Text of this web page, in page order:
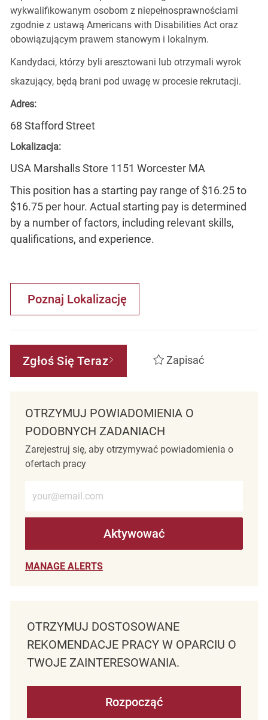
wykwalifikowanym osobom z niepełnosprawnościami
zgodnie z ustawą Americans with Disabilities Act oraz
obowiązującym prawem stanowym i lokalnym.
Kandydaci, którzy byli aresztowani lub otrzymali wyrok
skazujący, będą brani pod uwagę w procesie rekrutacji.
Adres:
68 Stafford Street
Lokalizacja:
USA Marshalls Store 1151 Worcester MA
This position has a starting pay range of $16.25 to
$16.75 per hour. Actual starting pay is determined
by a number of factors, including relevant skills,
qualifications, and experience.
Poznaj Lokalizację
Zgłoś Się Teraz Zapisać
OTRZYMUJ POWIADOMIENIA O
PODOBNYCH ZADANIACH
Zarejestruj się, aby otrzymywać powiadomienia o
ofertach pracy
Aktywować
MANAGE ALERTS
OTRZYMUJ DOSTOSOWANE
REKOMENDACJE PRACY W OPARCIU O
TWOJE ZAINTERESOWANIA.
Rozpocząć